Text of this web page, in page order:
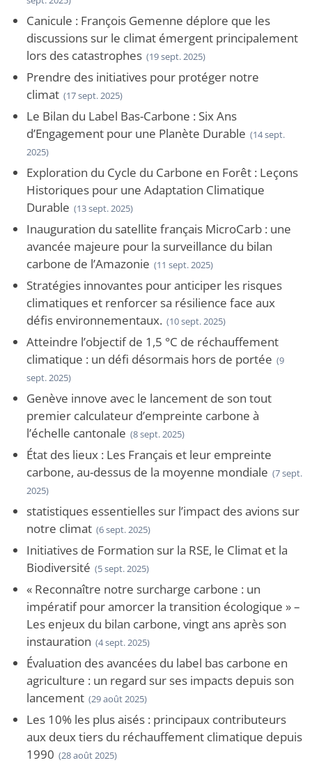
Canicule : François Gemenne déplore que les
discussions sur le climat émergent principalement
lors des catastrophes (19 sept. 2025)
Prendre des initiatives pour protéger notre
climat (17 sept. 2025)
Le Bilan du Label Bas-Carbone : Six Ans
d’Engagement pour une Planète Durable (14 sept.
2025)
Exploration du Cycle du Carbone en Forêt : Leçons
Historiques pour une Adaptation Climatique
Durable (13 sept. 2025)
Inauguration du satellite français MicroCarb : une
avancée majeure pour la surveillance du bilan
carbone de l’Amazonie (11 sept. 2025)
Stratégies innovantes pour anticiper les risques
climatiques et renforcer sa résilience face aux
défis environnementaux. (10 sept. 2025)
Atteindre l’objectif de 1,5 °C de réchauffement
climatique : un défi désormais hors de portée (9
sept. 2025)
Genève innove avec le lancement de son tout
premier calculateur d’empreinte carbone à
l’échelle cantonale (8 sept. 2025)
État des lieux : Les Français et leur empreinte
carbone, au-dessus de la moyenne mondiale (7 sept.
2025)
statistiques essentielles sur l’impact des avions sur
notre climat (6 sept. 2025)
Initiatives de Formation sur la RSE, le Climat et la
Biodiversité (5 sept. 2025)
« Reconnaître notre surcharge carbone : un
impératif pour amorcer la transition écologique » –
Les enjeux du bilan carbone, vingt ans après son
instauration (4 sept. 2025)
Évaluation des avancées du label bas carbone en
agriculture : un regard sur ses impacts depuis son
lancement (29 août 2025)
Les 10% les plus aisés : principaux contributeurs
aux deux tiers du réchauffement climatique depuis
1990 (28 août 2025)